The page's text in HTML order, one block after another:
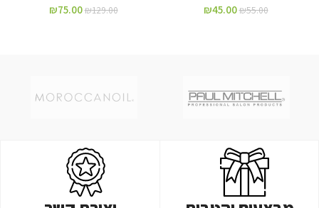
₪55.00
₪45.00
₪129.00
₪75.00